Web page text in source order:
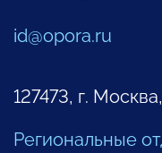
id@opora.ru
127473, г.
Региональные